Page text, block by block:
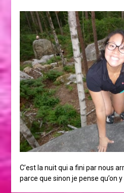
C’est la nuit qui a fini par nous
parce que sinon je pense qu’on